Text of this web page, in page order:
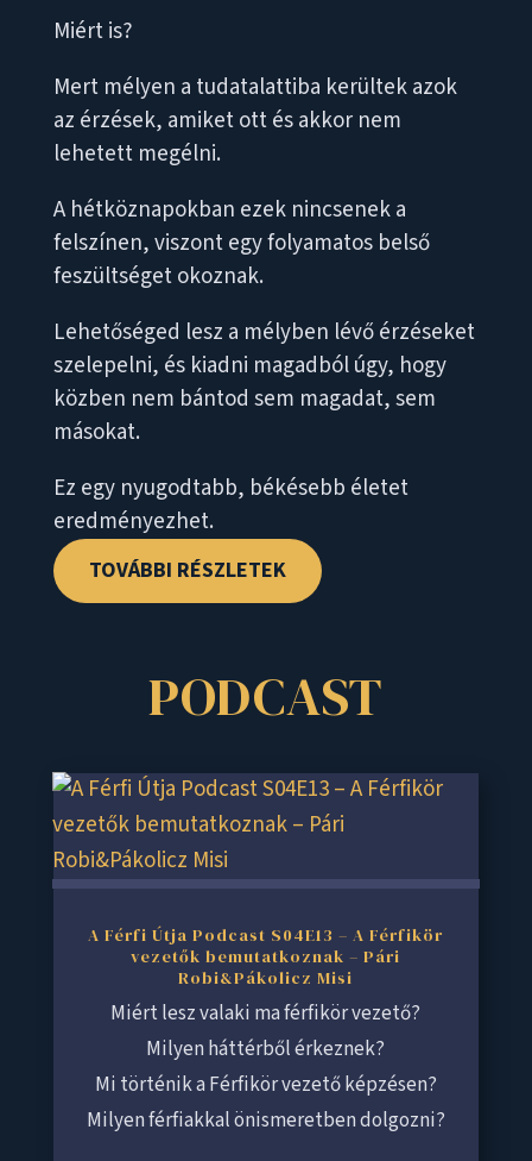
Miért is?
Mert mélyen a tudatalattiba kerültek azok
az érzések, amiket ott és akkor nem
lehetett megélni.
A hétköznapokban ezek nincsenek a
felszínen, viszont egy folyamatos belső
feszültséget okoznak.
Lehetőséged lesz a mélyben lévő érzéseket
szelepelni, és kiadni magadból úgy, hogy
közben nem bántod sem magadat, sem
másokat.
Ez egy nyugodtabb, békésebb életet
eredményezhet.
TOVÁBBI RÉSZLETEK
PODCAST
A Férfi Útja Podcast S04E13 – A Férfikör
vezetők bemutatkoznak – Pári
Robi&Pákolicz Misi
Miért lesz valaki ma férfikör vezető?
Milyen háttérből érkeznek?
Mi történik a Férfikör vezető képzésen?
Milyen férfiakkal önismeretben dolgozni?